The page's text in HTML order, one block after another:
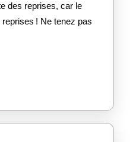
des reprises, car le
reprises ! Ne tenez pas